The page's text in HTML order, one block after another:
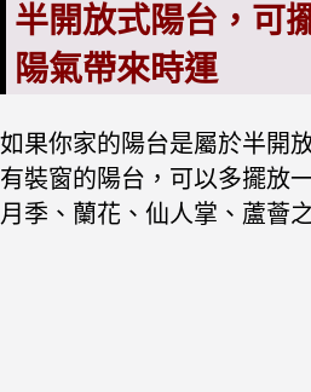
半開放式陽台，可
陽氣帶來時運
如果你家的陽台是屬於半開
有裝窗的陽台，可以多擺放
月季、蘭花、仙人掌、蘆薈